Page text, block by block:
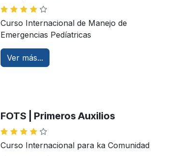
Curso Internacional de Manejo de
Emergencias Pedíatricas
Ver más...
FOTS | Primeros Auxilios
Curso Internacional para ka Comunidad